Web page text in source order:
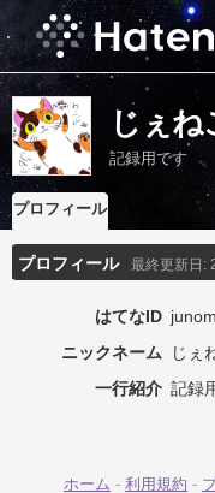
じぇ
記録用です
プロフィール
プロフィール 最終更新日:
はてなID
ニックネーム
じぇ
一行紹介 記録
ホーム - 利用規約 -